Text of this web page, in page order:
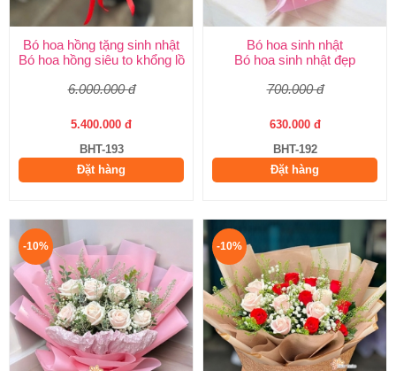
Bó hoa hồng tặng sinh nhật
Bó hoa hồng siêu to khổng lồ
6.000.000 đ
5.400.000 đ
BHT-193
Đặt hàng
Bó hoa sinh nhật
Bó hoa sinh nhật đẹp
700.000 đ
630.000 đ
BHT-192
Đặt hàng
-10% -10%